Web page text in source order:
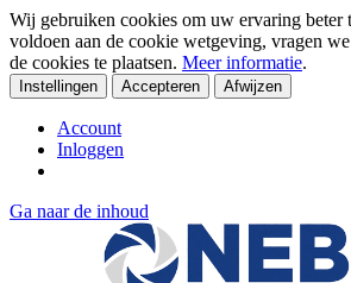
Wij gebruiken cookies om uw ervaring beter
voldoen aan de cookie wetgeving, vragen
de cookies te plaatsen. Meer informatie.
Instellingen Accepteren Afwijzen
Account
Inloggen
Ga naar de inhoud